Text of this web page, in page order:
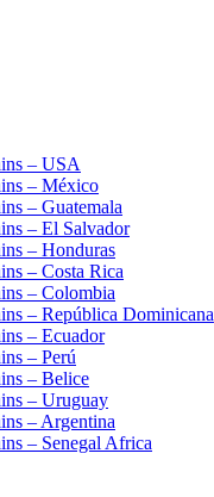
– USA
– México
– Guatemala
– El Salvador
– Honduras
– Costa Rica
– Colombia
– República Dominicana
– Ecuador
– Perú
– Belice
– Uruguay
– Argentina
– Senegal Africa